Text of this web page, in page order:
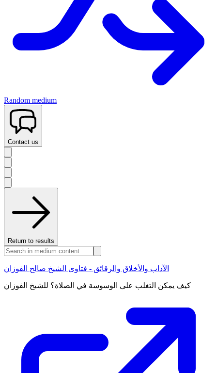
Random medium
Contact us
Return to results
الآداب والأخلاق والرقائق - فتاوى الشيخ صالح الفوزان
كيف يمكن التغلب على الوسوسة في الصلاة؟ للشيخ الفوزان